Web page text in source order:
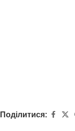
Поділитися: